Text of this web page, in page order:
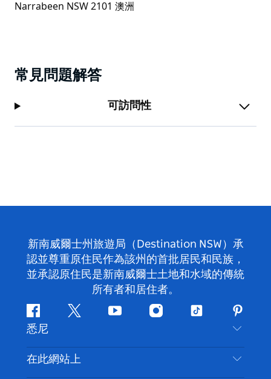
常見問題解答
可訪問性
新南威爾士州旅遊局（Destination NSW）承
認並尊重原住民作為該州的首批居民和民族，
並承認原住民是新南威爾士土地和水域的傳統
所有者和居住者。
Facebook嘰
喳
喳
Youtube Instagram
抖
悉尼
聯絡我們
在此網站上